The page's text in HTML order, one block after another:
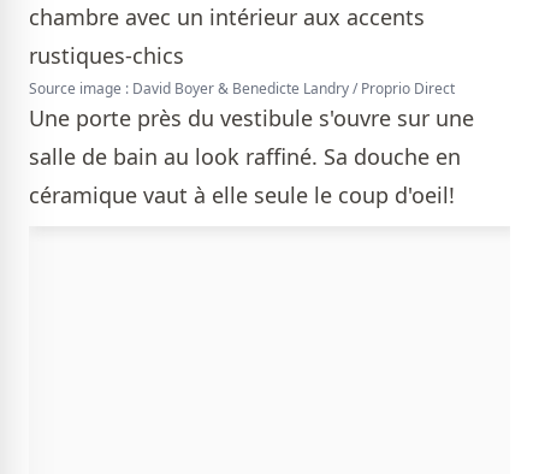
Source image : David Boyer & Benedicte Landry / Proprio Direct
Une porte près du vestibule s'ouvre sur une
salle de bain au look raffiné. Sa douche en
céramique vaut à elle seule le coup d'oeil!